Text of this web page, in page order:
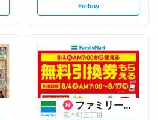
s
l
o
w
Follow
ファミリーマート
広本町三丁目